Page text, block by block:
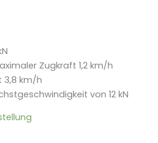
Zugkraft 1,2 km/h
3,8 km/h
von 12 kN